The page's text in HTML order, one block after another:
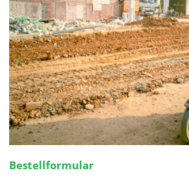
Bestellformular